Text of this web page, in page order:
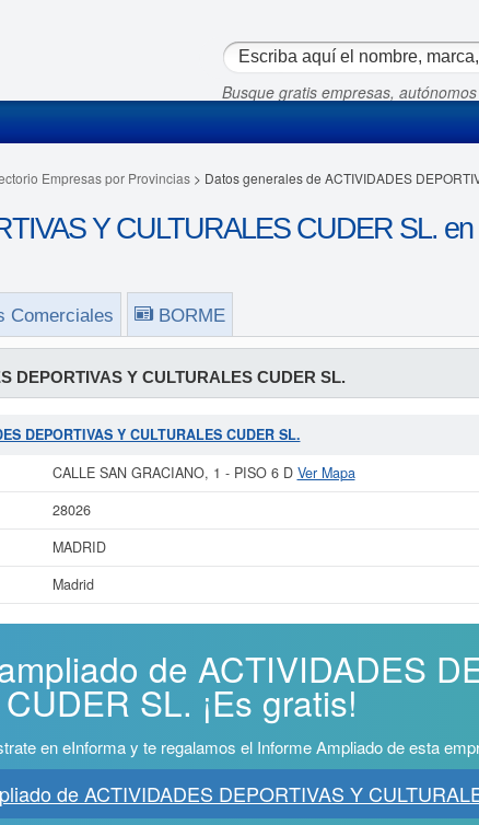
Busque gratis empresas,
Empresas por Provincias> Datos generales de ACTIVIDADES
Y CULTURALES CUDER SL. en
Comerciales BORME
DEPORTIVAS Y CULTURALES CUDER SL.
DEPORTIVAS Y CULTURALES CUDER SL.
CALLE SAN GRACIANO, 1 - PISO 6 D Ver Mapa
28026
MADRID
Madrid
de ACTIVIDADES
SL. ¡Es gratis!
en eInforma y te regalamos el Informe Ampliado de esta
de ACTIVIDADES DEPORTIVAS Y